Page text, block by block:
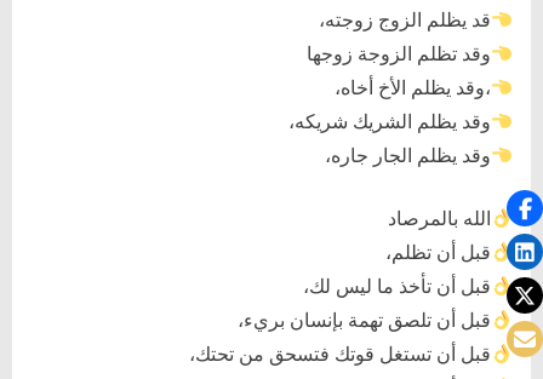
قد يظلم الزوج زوجته،
وقد تظلم الزوجة زوجها
،وقد يظلم الأخ أخاه،
وقد يظلم الشريك شريكه،
وقد يظلم الجار جاره،
الله بالمرصاد
قبل أن تظلم،
قبل أن تأخذ ما ليس لك،
قبل أن تلصق تهمة بإنسان بريء،
قبل أن تستغل قوتك فتسحق من تحتك،